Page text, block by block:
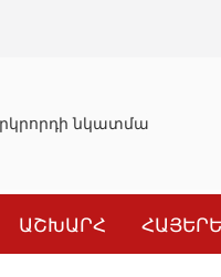
նկատմամբ
ԱՇԽԱՐՀ